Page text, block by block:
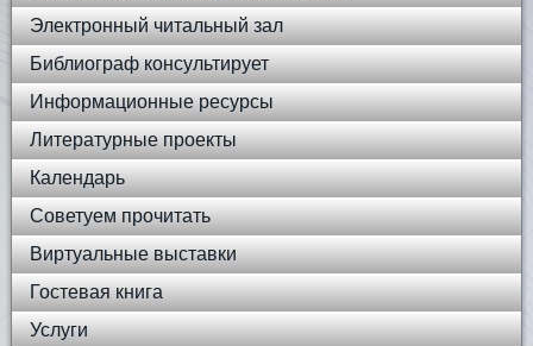
Электронный читальный зал
Библиограф консультирует
Информационные ресурсы
Литературные проекты
Календарь
Советуем прочитать
Виртуальные выставки
Гостевая книга
Услуги